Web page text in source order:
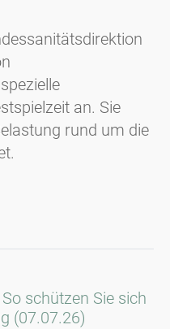
an. Sie
rund um die
schützen Sie sich
(07.07.26)